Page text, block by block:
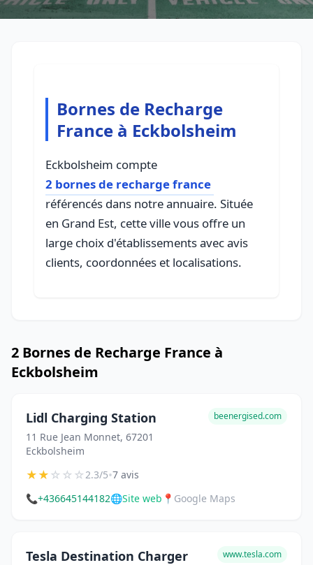
Bornes de Recharge
France à Eckbolsheim
Eckbolsheim compte
2 bornes de recharge france
référencés dans notre annuaire. Située
en Grand Est, cette ville vous offre un
large choix d'établissements avec avis
clients, coordonnées et localisations.
2 Bornes de Recharge France à
Eckbolsheim
Lidl Charging Station
11 Rue Jean Monnet, 67201
Eckbolsheim
beenergised.com
★★☆☆☆2.3/5•7 avis
📞+436645144182🌐Site web 📍 Google Maps
Tesla Destination Charger www.tesla.com